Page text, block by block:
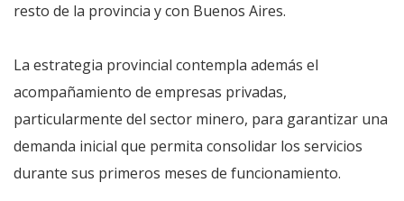
resto de la provincia y con Buenos Aires.
La estrategia provincial contempla además el
acompañamiento de empresas privadas,
particularmente del sector minero, para garantizar una
demanda inicial que permita consolidar los servicios
durante sus primeros meses de funcionamiento.